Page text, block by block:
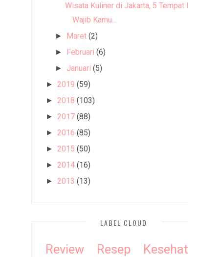
Wisata Kuliner di Jakarta, 5 Tempat Ini
Wajib Kamu...
► Maret (2)
► Februari (6)
► Januari (5)
► 2019 (59)
► 2018 (103)
► 2017 (88)
► 2016 (85)
► 2015 (50)
► 2014 (16)
► 2013 (13)
LABEL CLOUD
Review Resep
Kesehatan